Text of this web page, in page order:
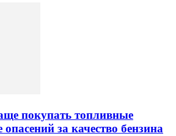
покупать топливные
за качество бензина